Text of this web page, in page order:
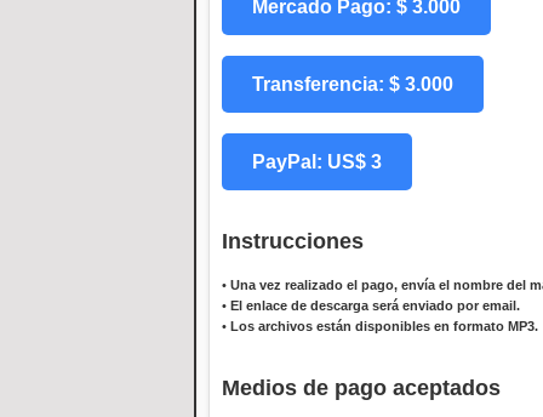
Mercado Pago: $ 3.000
Transferencia: $ 3.000
PayPal: US$ 3
Instrucciones
• Una vez realizado el pago, envía el nombre del
• El enlace de descarga será enviado por email.
• Los archivos están disponibles en formato MP3.
Medios de pago aceptados